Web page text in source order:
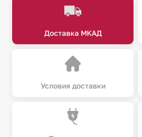
Доставка МКАД
Условия доставки